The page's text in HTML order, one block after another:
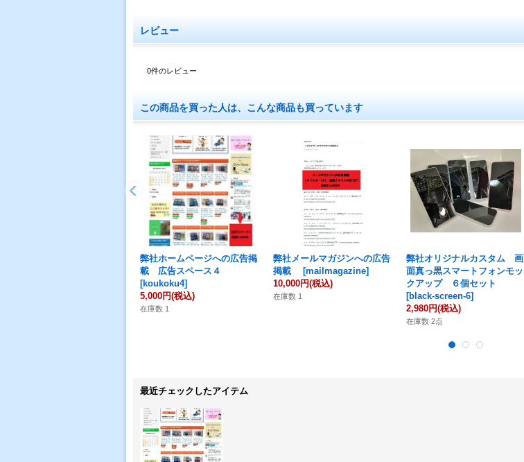
レビュー
0件のレビュー
この商品を買った人は、こんな商品も買っています
弊社ホームページへの広告掲
載 広告スペース４
[koukoku4]
5,000円(税込)
在庫数 1
弊社メールマガジンへの広告
掲載
[mailmagazine]
10,000円(税込)
在庫数 1
弊社オリジナルカスタム 画
面真っ黒スマートフォンモッ
クアップ ６個セット
[black-screen-6]
2,980円(税込)
在庫数 2点
最近チェックしたアイテム